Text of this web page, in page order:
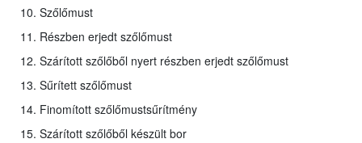
10. Szőlőmust
11. Részben erjedt szőlőmust
12. Szárított szőlőből nyert részben erjedt szőlőmust
13. Sűrített szőlőmust
14. Finomított szőlőmustsűrítmény
15. Szárított szőlőből készült bor